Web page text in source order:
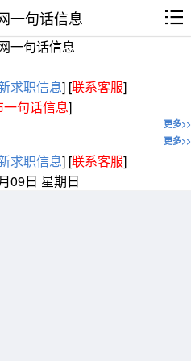
一句话信息
一句话信息
求职信息] [联系客服]
句话信息]
更多>>
更多>>
求职信息] [联系客服]
09日 星期日